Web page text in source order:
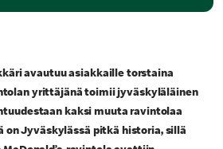
avautuu asiakkaille torstaina
yrittäjänä toimii jyväskyläläinen
kaksi muuta ravintolaa
on Jyväskylässä pitkä historia, sillä